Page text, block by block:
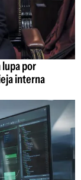
lupa por
interna